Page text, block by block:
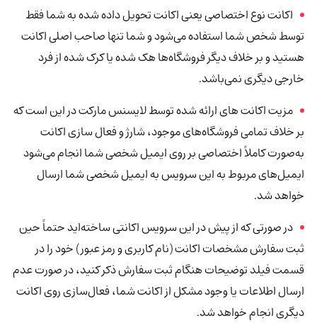
اکانت نوع اختصاصی یعنی اکانت تحویل داده شده به شما فقط
توسط شخص شما استفاده می‌شود و شما تنها صاحب اصلی اکانت
هستید و بر خلاف دیگر فروشگاه‌ها هک شده یا کرک شده از فرد
خارجی دیگری نمی‌باشد.
مزیت اکانت های ارائه شده توسط لایسنس مارکت در این است که
بر خلاف تمامی فروشگاه‌های موجود، شارژ و فعال سازی اکانت
به‌صورت کاملاً اختصاصی بر روی ایمیل شخصی شما انجام می‌شود
ایمیل‌های مربوط به این سرویس به ایمیل شخصی شما ارسال
خواهد شد.
در صورتی که از پیش در این سرویس اکانتی ساخته‌اید حتماً حین
ثبت سفارش مشخصات اکانت (نام کاربری و رمز عبور) خود را در
قسمت فیلد توضیحات هنگام ثبت سفارش ذکر کنید، در صورت عدم
ارسال اطلاعات یا وجود مشکل از اکانت شما، فعال‌سازی روی اکانت
دیگری انجام خواهد شد.